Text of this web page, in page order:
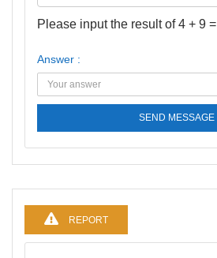
Please input the result of 4 + 9 =
Answer :
SEND MESSAGE
REPORT